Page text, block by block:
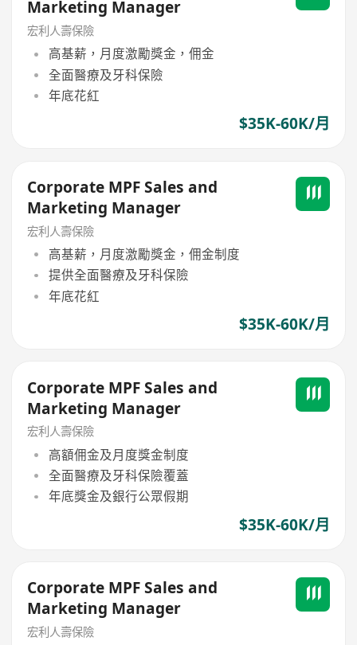
Marketing Manager
宏利人壽保險
高基薪，月度激勵獎金，佣金
全面醫療及牙科保險
年底花紅
$35K-60K/月
Corporate MPF Sales and
Marketing Manager
宏利人壽保險
高基薪，月度激勵獎金，佣金制度
提供全面醫療及牙科保險
年底花紅
$35K-60K/月
Corporate MPF Sales and
Marketing Manager
宏利人壽保險
高額佣金及月度獎金制度
全面醫療及牙科保險覆蓋
年底獎金及銀行公眾假期
$35K-60K/月
Corporate MPF Sales and
Marketing Manager
宏利人壽保險